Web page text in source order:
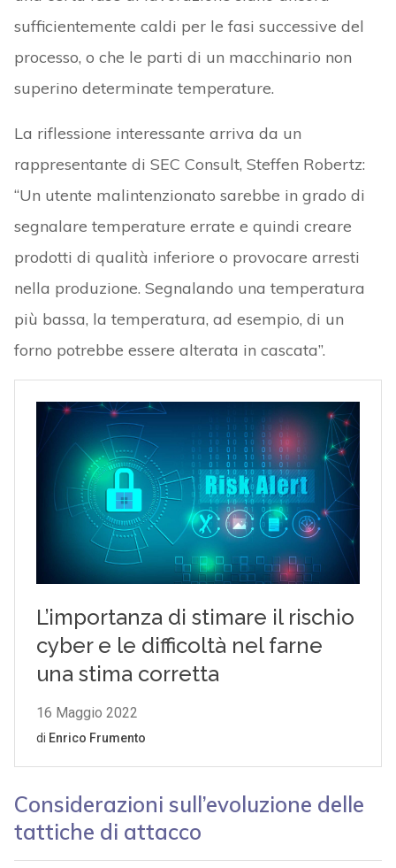
sufficientemente caldi per le fasi successive del
processo, o che le parti di un macchinario non
superino determinate temperature.
La riflessione interessante arriva da un
rappresentante di SEC Consult, Steffen Robertz:
“Un utente malintenzionato sarebbe in grado di
segnalare temperature errate e quindi creare
prodotti di qualità inferiore o provocare arresti
nella produzione. Segnalando una temperatura
più bassa, la temperatura, ad esempio, di un
forno potrebbe essere alterata in cascata”.
Considerazioni sull’evoluzione delle
tattiche di attacco